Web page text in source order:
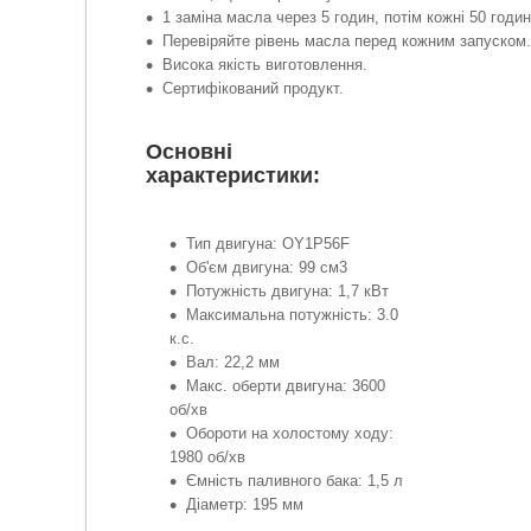
1 заміна масла через 5 годин, потім кожні 50
Перевіряйте рівень масла перед кожним запуском.
Висока якість виготовлення.
Сертифікований продукт.
Основні
характеристики:
Тип двигуна: OY1P56F
Об'єм двигуна: 99 см3
Потужність двигуна: 1,7 кВт
Максимальна потужність: 3.0
к.с.
Вал: 22,2 мм
Макс. оберти двигуна: 3600
об/хв
Обороти на холостому ходу:
1980 об/хв
Ємність паливного бака: 1,5 л
Діаметр: 195 мм